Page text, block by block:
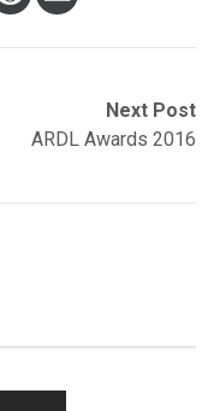
Next Post
ARDL Awards 2016